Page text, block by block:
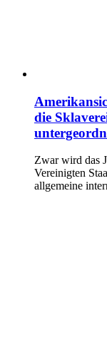
die
Zwar wird das
Vereinigten
allgemeine